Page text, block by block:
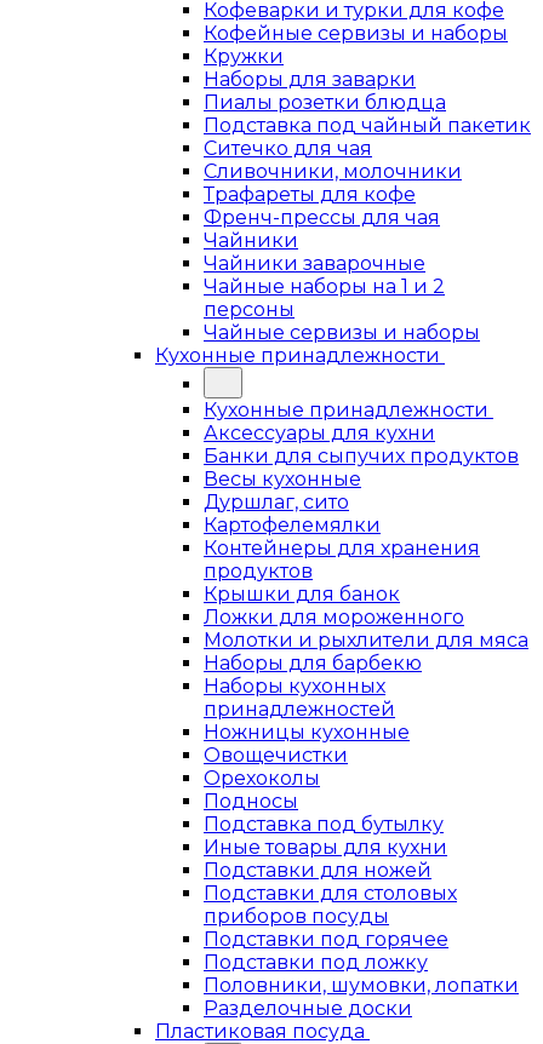
Кофеварки и турки для кофе
Кофейные сервизы и наборы
Кружки
Наборы для заварки
Пиалы розетки блюдца
Подставка под чайный пакетик
Ситечко для чая
Сливочники, молочники
Трафареты для кофе
Френч-прессы для чая
Чайники
Чайники заварочные
Чайные наборы на 1 и 2
персоны
Чайные сервизы и наборы
Кухонные принадлежности
Кухонные принадлежности
Аксессуары для кухни
Банки для сыпучих продуктов
Весы кухонные
Дуршлаг, сито
Картофелемялки
Контейнеры для хранения
продуктов
Крышки для банок
Ложки для мороженного
Молотки и рыхлители для мяса
Наборы для барбекю
Наборы кухонных
принадлежностей
Ножницы кухонные
Овощечистки
Орехоколы
Подносы
Подставка под бутылку
Иные товары для кухни
Подставки для ножей
Подставки для столовых
приборов посуды
Подставки под горячее
Подставки под ложку
Половники, шумовки, лопатки
Разделочные доски
Пластиковая посуда